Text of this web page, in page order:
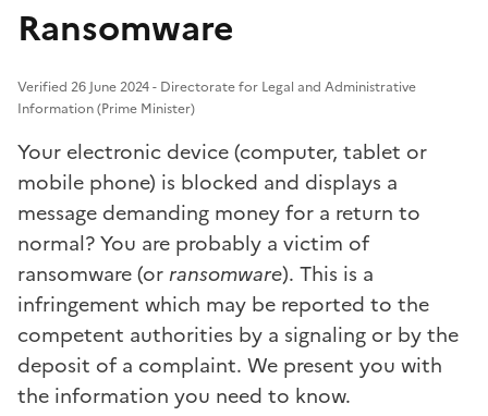
Ransomware
Verified 26 June 2024 - Directorate for Legal and Administrative
Information (Prime Minister)
Your electronic device (computer, tablet or
mobile phone) is blocked and displays a
message demanding money for a return to
normal? You are probably a victim of
ransomware (orransomware). This is a
infringement which may be reported to the
competent authorities by a signaling or by the
deposit of a complaint. We present you with
the information you need to know.